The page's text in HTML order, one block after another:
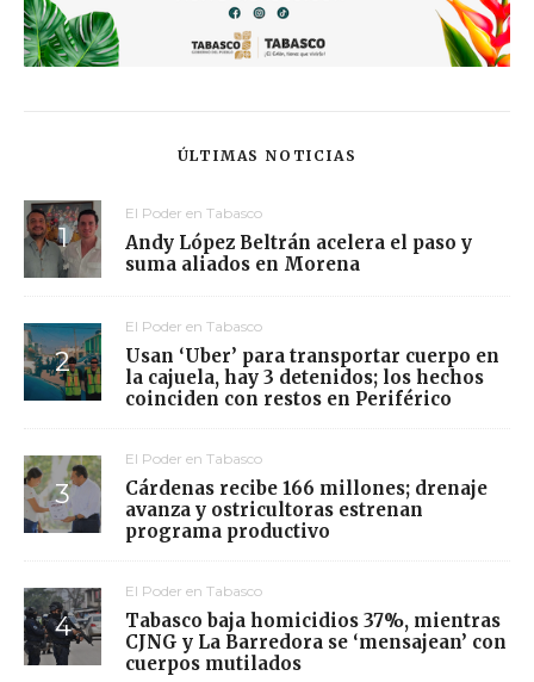
ÚLTIMAS NOTICIAS
El Poder en Tabasco
Andy López Beltrán acelera el paso y
suma aliados en Morena
El Poder en Tabasco
Usan ‘Uber’ para transportar cuerpo en
la cajuela, hay 3 detenidos; los hechos
coinciden con restos en Periférico
El Poder en Tabasco
Cárdenas recibe 166 millones; drenaje
avanza y ostricultoras estrenan
programa productivo
El Poder en Tabasco
Tabasco baja homicidios 37%, mientras
CJNG y La Barredora se ‘mensajean’ con
cuerpos mutilados